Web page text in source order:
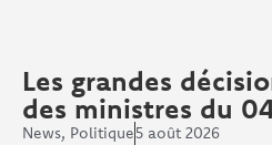
Les grandes
des ministres du
News, Politique5 août 2026